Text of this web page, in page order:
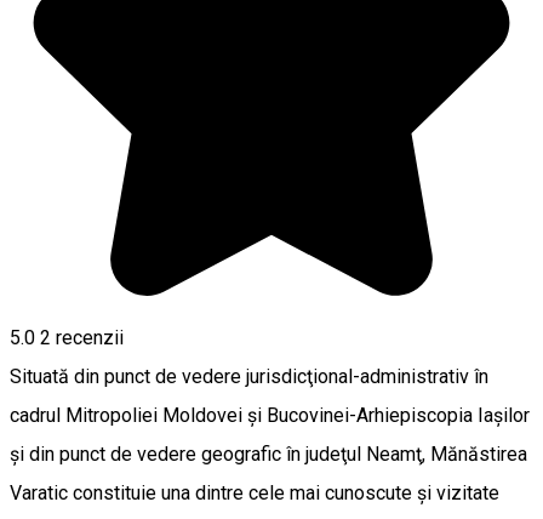
5.0 2 recenzii
Situată din punct de vedere jurisdicţional-administrativ în
cadrul Mitropoliei Moldovei şi Bucovinei-Arhiepiscopia Iaşilor
şi din punct de vedere geografic în judeţul Neamţ, Mănăstirea
Varatic constituie una dintre cele mai cunoscute şi vizitate